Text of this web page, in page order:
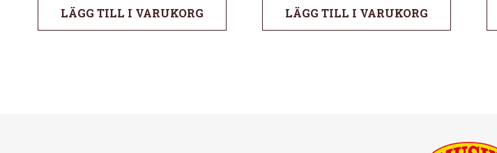
LÄGG TILL I VARUKORG LÄGG TILL I VARUKORG